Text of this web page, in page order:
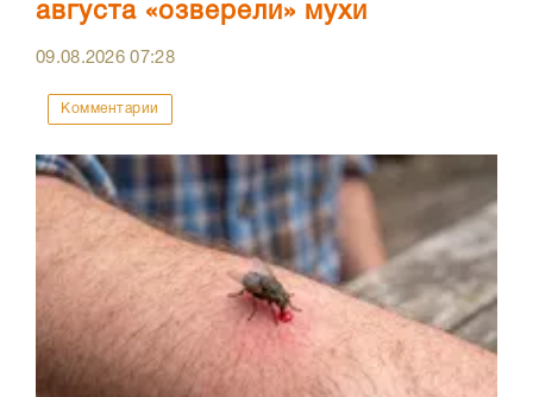
августа «озверели» мухи
09.08.202607:28
Комментарии